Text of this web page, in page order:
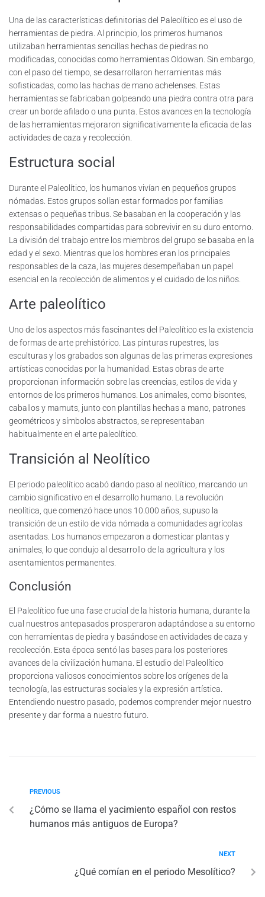
Una de las características definitorias del Paleolítico es el uso de
herramientas de piedra. Al principio, los primeros humanos
utilizaban herramientas sencillas hechas de piedras no
modificadas, conocidas como herramientas Oldowan. Sin embargo,
con el paso del tiempo, se desarrollaron herramientas más
sofisticadas, como las hachas de mano achelenses. Estas
herramientas se fabricaban golpeando una piedra contra otra para
crear un borde afilado o una punta. Estos avances en la tecnología
de las herramientas mejoraron significativamente la eficacia de las
actividades de caza y recolección.
Estructura social
Durante el Paleolítico, los humanos vivían en pequeños grupos
nómadas. Estos grupos solían estar formados por familias
extensas o pequeñas tribus. Se basaban en la cooperación y las
responsabilidades compartidas para sobrevivir en su duro entorno.
La división del trabajo entre los miembros del grupo se basaba en la
edad y el sexo. Mientras que los hombres eran los principales
responsables de la caza, las mujeres desempeñaban un papel
esencial en la recolección de alimentos y el cuidado de los niños.
Arte paleolítico
Uno de los aspectos más fascinantes del Paleolítico es la existencia
de formas de arte prehistórico. Las pinturas rupestres, las
esculturas y los grabados son algunas de las primeras expresiones
artísticas conocidas por la humanidad. Estas obras de arte
proporcionan información sobre las creencias, estilos de vida y
entornos de los primeros humanos. Los animales, como bisontes,
caballos y mamuts, junto con plantillas hechas a mano, patrones
geométricos y símbolos abstractos, se representaban
habitualmente en el arte paleolítico.
Transición al Neolítico
El periodo paleolítico acabó dando paso al neolítico, marcando un
cambio significativo en el desarrollo humano. La revolución
neolítica, que comenzó hace unos 10.000 años, supuso la
transición de un estilo de vida nómada a comunidades agrícolas
asentadas. Los humanos empezaron a domesticar plantas y
animales, lo que condujo al desarrollo de la agricultura y los
asentamientos permanentes.
Conclusión
El Paleolítico fue una fase crucial de la historia humana, durante la
cual nuestros antepasados prosperaron adaptándose a su entorno
con herramientas de piedra y basándose en actividades de caza y
recolección. Esta época sentó las bases para los posteriores
avances de la civilización humana. El estudio del Paleolítico
proporciona valiosos conocimientos sobre los orígenes de la
tecnología, las estructuras sociales y la expresión artística.
Entendiendo nuestro pasado, podemos comprender mejor nuestro
presente y dar forma a nuestro futuro.
PREVIOUS
¿Cómo se llama el yacimiento español con restos
humanos más antiguos de Europa?
NEXT
¿Qué comían en el periodo Mesolítico?